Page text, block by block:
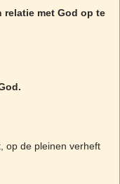
relatie met God op te
op de pleinen verheft